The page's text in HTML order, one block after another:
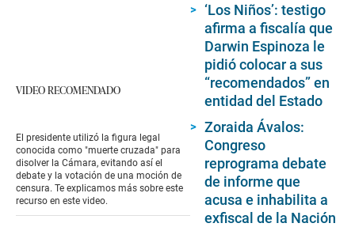
VIDEO RECOMENDADO
El presidente utilizó la figura legal
conocida como "muerte cruzada" para
disolver la Cámara, evitando así el
debate y la votación de una moción de
censura. Te explicamos más sobre este
recurso en este video.
‘Los Niños’: testigo
afirma a fiscalía que
Darwin Espinoza le
pidió colocar a sus
“recomendados” en
entidad del Estado
Zoraida Ávalos:
Congreso
reprograma debate
de informe que
acusa e inhabilita a
exfiscal de la Nación